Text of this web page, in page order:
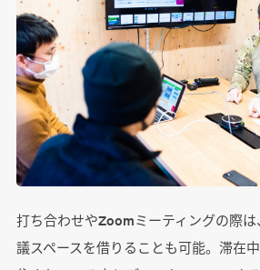
打ち合わせやZoomミーティングの際
議スペースを借りることも可能。滞在